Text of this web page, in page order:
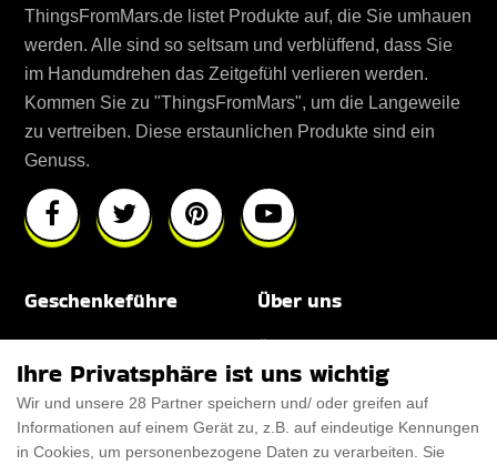
ThingsFromMars.de listet Produkte auf, die Sie umhauen
werden. Alle sind so seltsam und verblüffend, dass Sie
im Handumdrehen das Zeitgefühl verlieren werden.
Kommen Sie zu "ThingsFromMars", um die Langeweile
zu vertreiben. Diese erstaunlichen Produkte sind ein
Genuss.
Geschenkeführe
Für Haustiere
Über uns
Rabattcode
Ihre Privatsphäre ist uns wichtig
Wir und unsere 28 Partner speichern und/ oder greifen auf
Informationen auf einem Gerät zu, z.B. auf eindeutige Kennungen
in Cookies, um personenbezogene Daten zu verarbeiten. Sie